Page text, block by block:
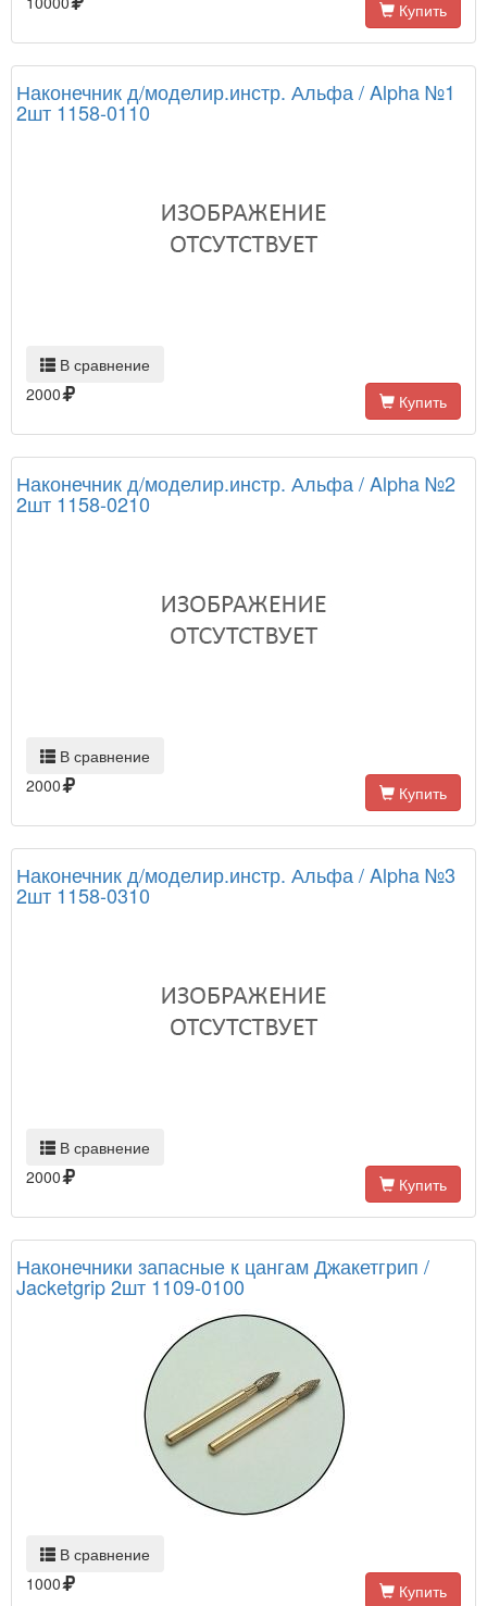
Купить
Наконечник д/моделир.инстр. Альфа / Alpha №1
2шт 1158-0110
В сравнение
2000
Купить
Наконечник д/моделир.инстр. Альфа / Alpha №2
2шт 1158-0210
В сравнение
2000
Купить
Наконечник д/моделир.инстр. Альфа / Alpha №3
2шт 1158-0310
В сравнение
2000
Купить
Наконечники запасные к цангам Джакетгрип /
Jacketgrip 2шт 1109-0100
В сравнение
1000
Купить